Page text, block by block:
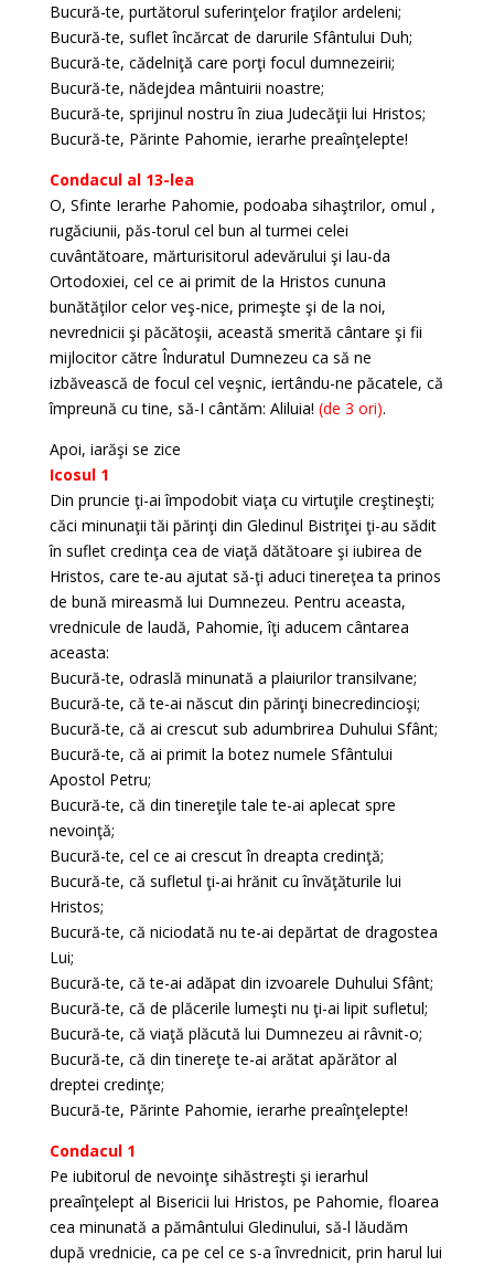
Bucură-te, purtătorul suferinţelor fraţilor ardeleni;
Bucură-te, suflet încărcat de darurile Sfântului Duh;
Bucură-te, cădelniţă care porţi focul dumnezeirii;
Bucură-te, nădejdea mântuirii noastre;
Bucură-te, sprijinul nostru în ziua Judecăţii lui Hristos;
Bucură-te, Părinte Pahomie, ierarhe preaînţelepte!
Condacul al 13-lea
O, Sfinte Ierarhe Pahomie, podoaba sihaştrilor, omul ,
rugăciunii, păs-torul cel bun al turmei celei
cuvântătoare, mărturisitorul adevărului şi lau-da
Ortodoxiei, cel ce ai primit de la Hristos cununa
bunătăţilor celor veş-nice, primeşte şi de la noi,
nevrednicii şi păcătoşii, această smerită cântare şi fii
mijlocitor către Înduratul Dumnezeu ca să ne
izbăvească de focul cel veşnic, iertându-ne păcatele, că
împreună cu tine, să-I cântăm: Aliluia! (de 3 ori).
Apoi, iarăşi se zice
Icosul 1
Din pruncie ţi-ai împodobit viaţa cu virtuţile creştineşti;
căci minunaţii tăi părinţi din Gledinul Bistriţei ţi-au sădit
în suflet credinţa cea de viaţă dătătoare şi iubirea de
Hristos, care te-au ajutat să-ţi aduci tinereţea ta prinos
de bună mireasmă lui Dumnezeu. Pentru aceasta,
vrednicule de laudă, Pahomie, îţi aducem cântarea
aceasta:
Bucură-te, odraslă minunată a plaiurilor transilvane;
Bucură-te, că te-ai născut din părinţi binecredincioşi;
Bucură-te, că ai crescut sub adumbrirea Duhului Sfânt;
Bucură-te, că ai primit la botez numele Sfântului
Apostol Petru;
Bucură-te, că din tinereţile tale te-ai aplecat spre
nevoinţă;
Bucură-te, cel ce ai crescut în dreapta credinţă;
Bucură-te, că sufletul ţi-ai hrănit cu învăţăturile lui
Hristos;
Bucură-te, că niciodată nu te-ai depărtat de dragostea
Lui;
Bucură-te, că te-ai adăpat din izvoarele Duhului Sfânt;
Bucură-te, că de plăcerile lumeşti nu ţi-ai lipit sufletul;
Bucură-te, că viaţă plăcută lui Dumnezeu ai râvnit-o;
Bucură-te, că din tinereţe te-ai arătat apărător al
dreptei credinţe;
Bucură-te, Părinte Pahomie, ierarhe preaînţelepte!
Condacul 1
Pe iubitorul de nevoinţe sihăstreşti şi ierarhul
preaînţelept al Bisericii lui Hristos, pe Pahomie, floarea
cea minunată a pământului Gledinului, să-l lăudăm
după vrednicie, ca pe cel ce s-a învrednicit, prin harul lui